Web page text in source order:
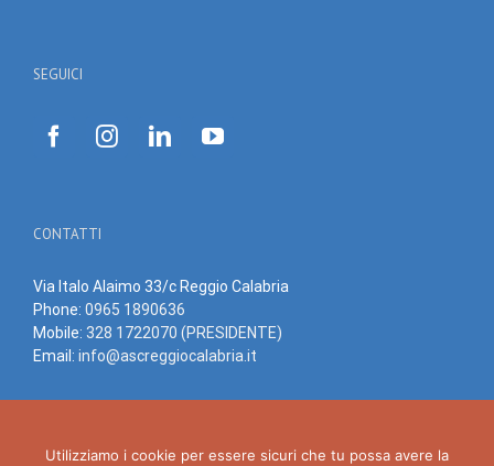
SEGUICI
CONTATTI
Via Italo Alaimo 33/c Reggio Calabria
Phone: 0965 1890636
Mobile: 328 1722070 (PRESIDENTE)
Email: info@ascreggiocalabria.it
Utilizziamo i cookie per essere sicuri che tu possa avere la